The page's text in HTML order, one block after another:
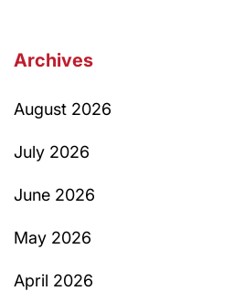
Archives
August 2026
July 2026
June 2026
May 2026
April 2026